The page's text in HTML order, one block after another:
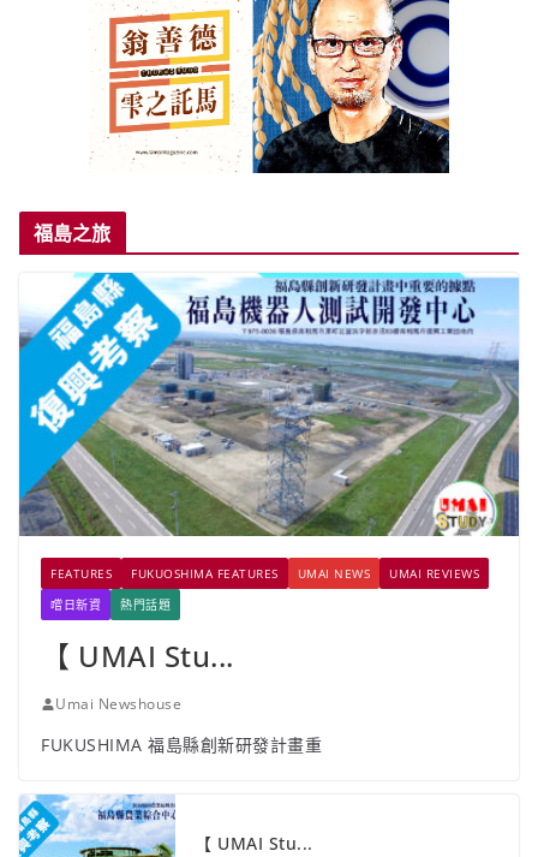
福島之旅
FEATURES FUKUOSHIMA FEATURES UMAI NEWS
UMAI REVIEWS
嚐日新資
熱門話題
【 UMAI Stu...
Umai Newshouse
FUKUSHIMA 福島縣創新研發計畫重
【 UMAI Stu...